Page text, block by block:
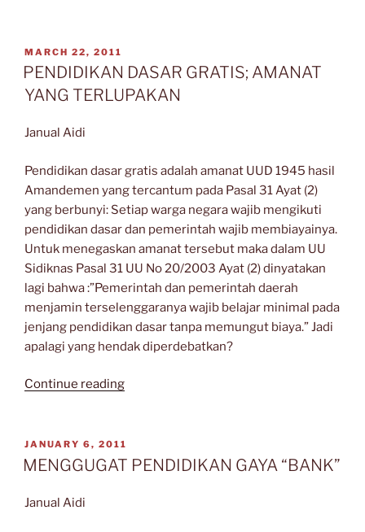
Perspektif
Modernisasi”
POSTED
ON
MARCH 22, 2011
PENDIDIKAN DASAR GRATIS; AMANAT
YANG TERLUPAKAN
Janual Aidi
Pendidikan dasar gratis adalah amanat UUD 1945 hasil
Amandemen yang tercantum pada Pasal 31 Ayat (2)
yang berbunyi: Setiap warga negara wajib mengikuti
pendidikan dasar dan pemerintah wajib membiayainya.
Untuk menegaskan amanat tersebut maka dalam UU
Sidiknas Pasal 31 UU No 20/2003 Ayat (2) dinyatakan
lagi bahwa :”Pemerintah dan pemerintah daerah
menjamin terselenggaranya wajib belajar minimal pada
jenjang pendidikan dasar tanpa memungut biaya.” Jadi
apalagi yang hendak diperdebatkan?
Continue reading“PENDIDIKAN
YANG
POSTED
ON
JANUARY 6, 2011
MENGGUGAT PENDIDIKAN GAYA “BANK”
Janual Aidi